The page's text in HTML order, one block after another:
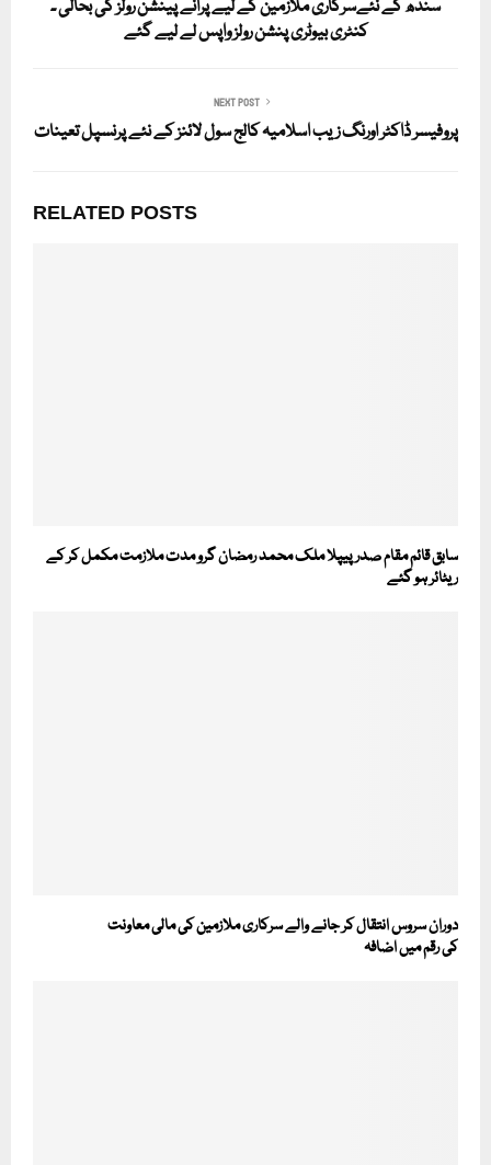
سندھ کے نئےسرکاری ملازمین کے لیے پرانے پینشن رولز کی بحالی ۔
کنٹری بیوٹری پنشن رولز واپس لے لیے گئے
NEXT POST
پروفیسر ڈاکٹر اورنگ زیب اسلامیہ کالج سول لائنز کے نئے پرنسپل تعینات
RELATED POSTS
سابق قائم مقام صدر پیپلا ملک محمد رمضان گرو مدت ملازمت مکمل کر کے
ریٹائر ہو گئے
دوران سروس انتقال کر جانے والے سرکاری ملازمین کی مالی معاونت
کی رقم میں اضافہ